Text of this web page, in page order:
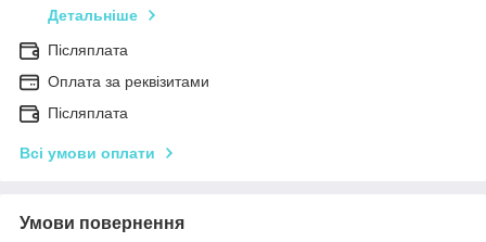
Детальніше
Післяплата
Оплата за реквізитами
Післяплата
Всі умови оплати
Умови повернення